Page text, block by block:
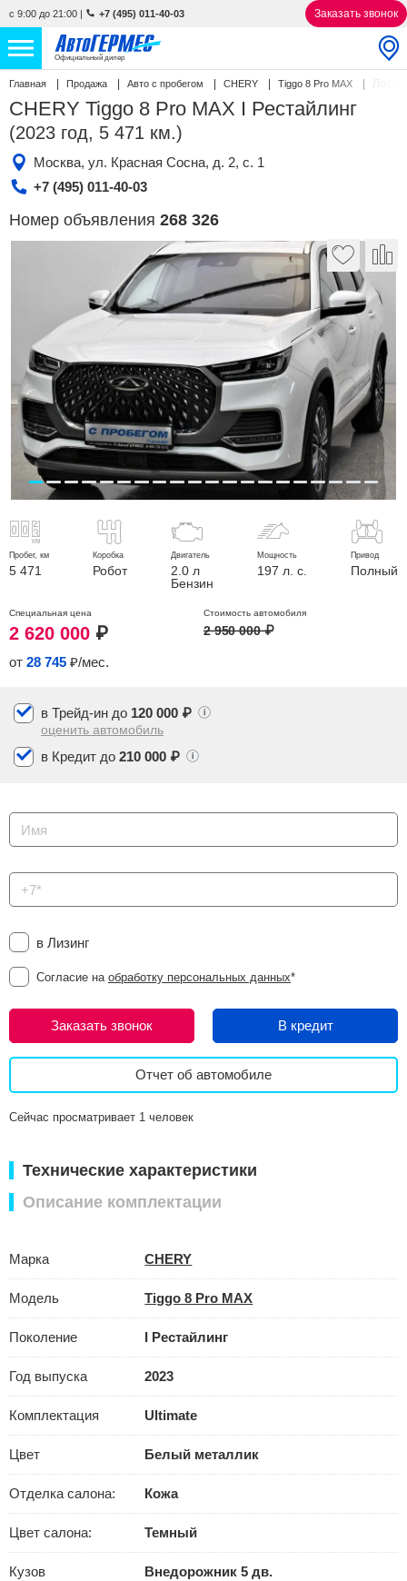
с 9:00 до 21:00 | +7 (495) 011-40-03 Заказать звонок
Официальный дилер
НОВЫЕ АВТОМОБИЛИ 4808 авто
С ПРОБЕГОМ 841 авто
СЕРВИС
УСЛУГИ
О КОМПАНИИ
КОНТАКТЫ
Избранное
Сравнение
Личный кабинет
Главная Продажа Авто с пробегом CHERY Tiggo 8 Pro MAX
CHERY Tiggo 8 Pro MAX I Рестайлинг
(2023 год, 5 471 км.)
Москва, ул. Красная Сосна, д. 2, с. 1
+7 (495) 011-40-03
Номер объявления 268 326
Пробег, км
5 471
Коробка
Робот
Двигатель
2.0 л
Бензин
Мощность
197 л. с.
Привод
Полный
Специальная цена
2 620 000 ₽
Стоимость автомобиля
2 950 000₽
от 28 745 ₽/мес.
в Трейд-ин до 120 000 ₽
оценить автомобиль
в Кредит до 210 000 ₽
в Лизинг
Согласие на обработку персональных данных*
Заказать звонок В кредит
Отчет об автомобиле
Сейчас просматривает 1 человек
Технические характеристики
Описание комплектации
Марка CHERY
Модель Tiggo 8 Pro MAX
Поколение I Рестайлинг
Год выпуска 2023
Комплектация Ultimate
Цвет Белый металлик
Отделка салона: Кожа
Цвет салона: Темный
Кузов Внедорожник 5 дв.